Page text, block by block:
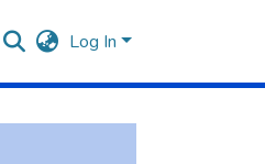
Log In